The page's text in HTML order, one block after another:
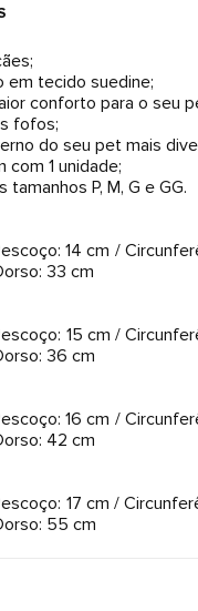
em tecido suedine;
conforto para o seu
fofos;
do seu pet mais
com 1 unidade;
tamanhos P, M, G e GG.
14 cm /
33 cm
15 cm /
36 cm
16 cm /
42 cm
17 cm /
55 cm